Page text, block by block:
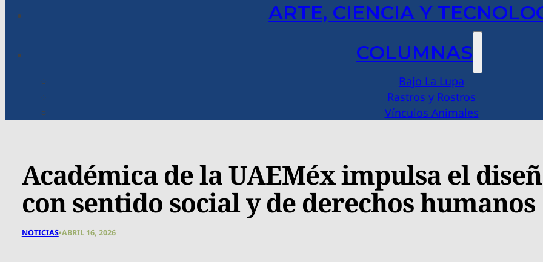
ARTE, CIENCIA Y
COLUMNAS
Bajo La Lupa
Rastros y Rostros
Vínculos Animales
Académica de la UAEMéx impulsa el
con sentido social y de derechos humanos
NOTICIAS•ABRIL 16, 2026